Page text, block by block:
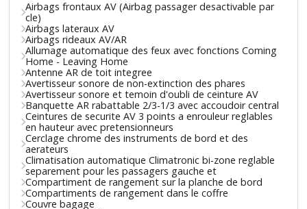
Airbags frontaux AV (Airbag passager desactivable par
cle)
Airbags lateraux AV
Airbags rideaux AV/AR
Allumage automatique des feux avec fonctions Coming
Home - Leaving Home
Antenne AR de toit integree
Avertisseur sonore de non-extinction des phares
Avertisseur sonore et temoin d'oubli de ceinture AV
Banquette AR rabattable 2/3-1/3 avec accoudoir central
Ceintures de securite AV 3 points a enrouleur reglables
en hauteur avec pretensionneurs
Cerclage chrome des instruments de bord et des
aerateurs
Climatisation automatique Climatronic bi-zone reglable
separement pour les passagers gauche et
Compartiment de rangement sur la planche de bord
Compartiments de rangement dans le coffre
Couvre bagage